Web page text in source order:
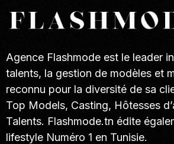
Agence Flashmode est le leader
talents, la gestion de modèles et
reconnu pour la diversité de sa
Top Models, Casting, Hôtesses
Talents. Flashmode.tn édite
lifestyle Numéro 1 en Tunisie.